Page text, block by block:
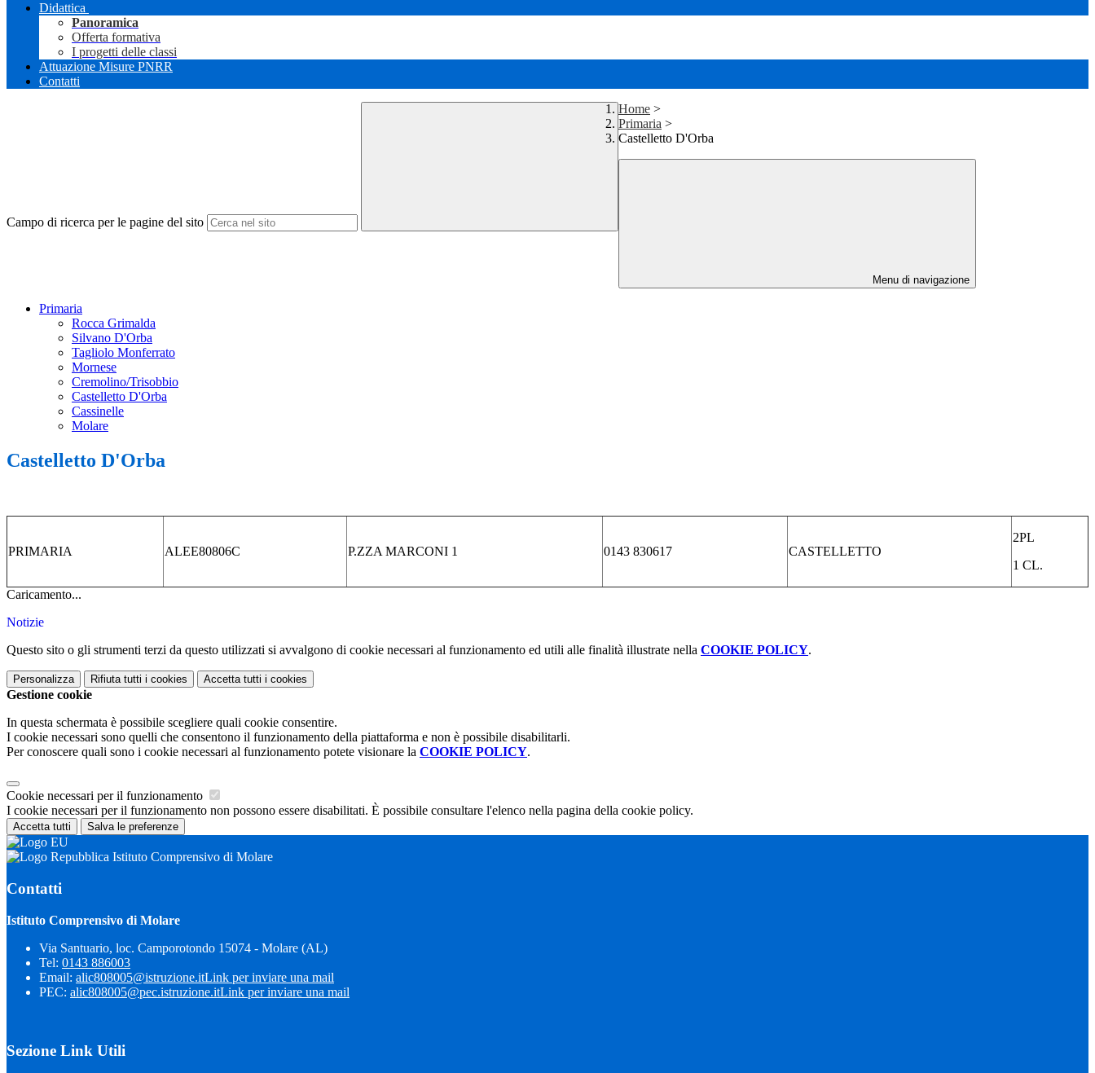
Didattica
Panoramica
Offerta formativa
I progetti delle classi
Attuazione Misure PNRR
Contatti
Campo di ricerca per le pagine del sito
Home >
Primaria >
Castelletto D'Orba
Menu di navigazione
Primaria
Rocca Grimalda
Silvano D'Orba
Tagliolo Monferrato
Mornese
Cremolino/Trisobbio
Castelletto D'Orba
Cassinelle
Molare
Castelletto D'Orba
PRIMARIA ALEE80806C P.ZZA MARCONI 1 0143 830617 CASTELLETTO
2PL
1 CL.
Caricamento...
Notizie
Questo sito o gli strumenti terzi da questo utilizzati si avvalgono di cookie necessari al funzionamento ed utili alle finalità illustrate nella COOKIE POLICY.
Personalizza Rifiuta tutti i cookies Accetta tutti i cookies
Gestione cookie
In questa schermata è possibile scegliere quali cookie consentire.
I cookie necessari sono quelli che consentono il funzionamento della piattaforma e non è possibile disabilitarli.
Per conoscere quali sono i cookie necessari al funzionamento potete visionare la COOKIE POLICY.
Cookie necessari per il funzionamento
I cookie necessari per il funzionamento non possono essere disabilitati. È possibile consultare l'elenco nella pagina della cookie policy.
Accetta tutti Salva le preferenze
Istituto Comprensivo di Molare
Contatti
Istituto Comprensivo di Molare
Via Santuario, loc. Camporotondo 15074 - Molare (AL)
Tel: 0143 886003
Email: alic808005@istruzione.itLink per inviare una mail
PEC: alic808005@pec.istruzione.itLink per inviare una mail
Sezione Link Utili